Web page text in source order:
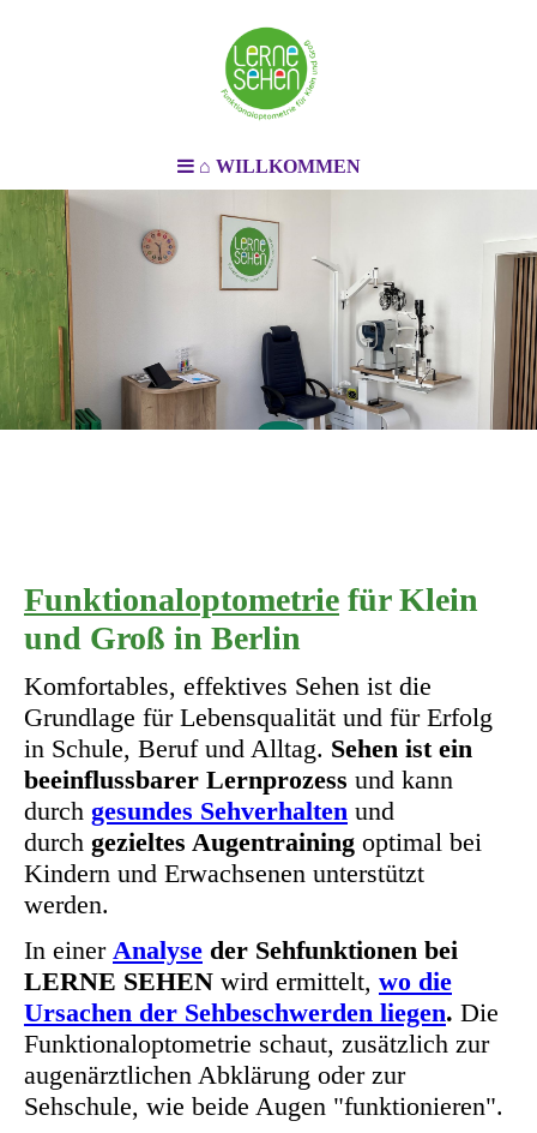
⌂ WILLKOMMEN
Funktionaloptometrie für Klein
und Groß in Berlin
Komfortables, effektives Sehen ist die
Grundlage für Lebensqualität und für Erfolg
in Schule, Beruf und Alltag. Sehen ist ein
beeinflussbarer Lernprozess und kann
durch gesundes Sehverhalten und
durch gezieltes Augentraining optimal bei
Kindern und Erwachsenen unterstützt
werden.
In einer Analyse der Sehfunktionen bei
LERNE SEHEN wird ermittelt, wo die
Ursachen der Sehbeschwerden liegen. Die
Funktionaloptometrie schaut, zusätzlich zur
augenärztlichen Abklärung oder zur
Sehschule, wie beide Augen "funktionieren".